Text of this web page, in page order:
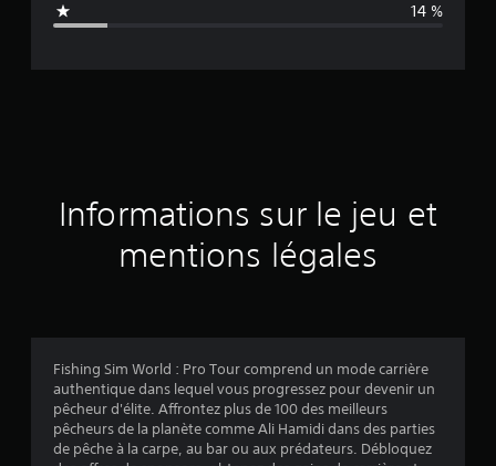
d
a
4
14 %
Informations sur le jeu et
mentions légales
Fishing Sim World : Pro Tour comprend un mode carrière
authentique dans lequel vous progressez pour devenir un
pêcheur d'élite. Affrontez plus de 100 des meilleurs
pêcheurs de la planète comme Ali Hamidi dans des parties
de pêche à la carpe, au bar ou aux prédateurs. Débloquez